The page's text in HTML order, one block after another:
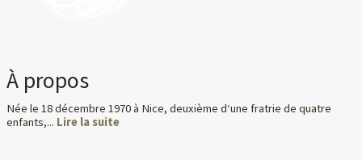
À propos
Née le 18 décembre 1970 à Nice, deuxième d‘une fratrie de quatre
enfants,... Lire la suite